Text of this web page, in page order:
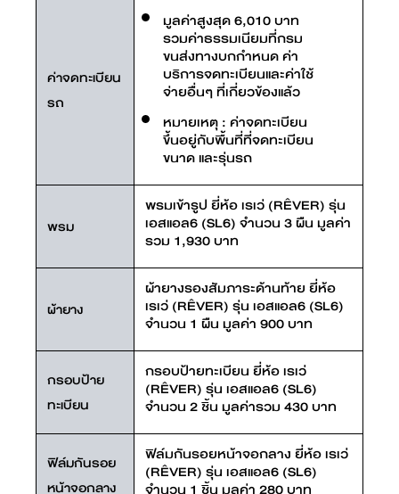
ค่าจดทะเบียน
รถ
มูลค่าสูงสุด 6,010 บาท
รวมค่าธรรมเนียมที่กรม
ขนส่งทางบกกำหนด ค่า
บริการจดทะเบียนและค่าใช้
จ่ายอื่นๆ ที่เกี่ยวข้องแล้ว
หมายเหตุ : ค่าจดทะเบียน
ขึ้นอยู่กับพื้นที่ที่จดทะเบียน
ขนาด และรุ่นรถ
พรม
พรมเข้ารูป ยี่ห้อ เรเว่ (RÊVER) รุ่น
เอสแอล6 (SL6) จำนวน 3 ผืน มูลค่า
รวม 1,930 บาท
ผ้ายาง
ผ้ายางรองสัมภาระด้านท้าย ยี่ห้อ
เรเว่ (RÊVER) รุ่น เอสแอล6 (SL6)
จำนวน 1 ผืน มูลค่า 900 บาท
กรอบป้าย
ทะเบียน
กรอบป้ายทะเบียน ยี่ห้อ เรเว่
(RÊVER) รุ่น เอสแอล6 (SL6)
จำนวน 2 ชิ้น มูลค่ารวม 430 บาท
ฟิล์มกันรอย
หน้าจอกลาง
ฟิล์มกันรอยหน้าจอกลาง ยี่ห้อ เรเว่
(RÊVER) รุ่น เอสแอล6 (SL6)